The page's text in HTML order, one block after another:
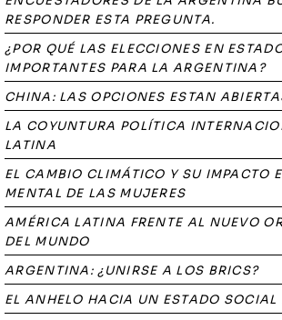
RESPONDER ESTA PREGUNTA.
¿POR QUÉ LAS ELECCIONES EN
IMPORTANTES PARA LA ARGENTINA?
CHINA: LAS OPCIONES ESTAN
LA COYUNTURA POLÍTICA
LATINA
EL CAMBIO CLIMÁTICO Y SU IMPACTO
MENTAL DE LAS MUJERES
AMÉRICA LATINA FRENTE AL NUEVO
DEL MUNDO
ARGENTINA: ¿UNIRSE A LOS BRICS?
EL ANHELO HACIA UN ESTADO SOCIAL